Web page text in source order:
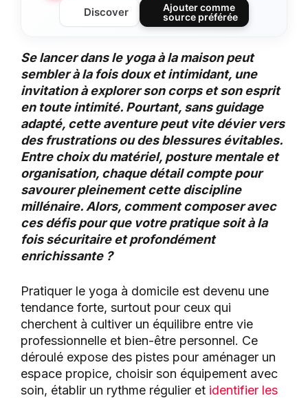
Discover
Ajouter comme
source préférée
Se lancer dans le yoga à la maison peut
sembler à la fois doux et intimidant, une
invitation à explorer son corps et son esprit
en toute intimité. Pourtant, sans guidage
adapté, cette aventure peut vite dévier vers
des frustrations ou des blessures évitables.
Entre choix du matériel, posture mentale et
organisation, chaque détail compte pour
savourer pleinement cette discipline
millénaire. Alors, comment composer avec
ces défis pour que votre pratique soit à la
fois sécuritaire et profondément
enrichissante ?
Pratiquer le yoga à domicile est devenu une
tendance forte, surtout pour ceux qui
cherchent à cultiver un équilibre entre vie
professionnelle et bien-être personnel. Ce
déroulé expose des pistes pour aménager un
espace propice, choisir son équipement avec
soin, établir un rythme régulier et identifier les